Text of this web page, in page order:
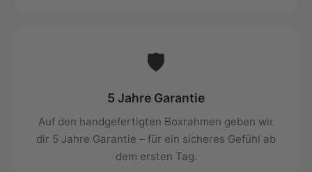
🛡️
5 Jahre Garantie
Auf den handgefertigten Boxrahmen geben wir
dir 5 Jahre Garantie – für ein sicheres Gefühl ab
dem ersten Tag.